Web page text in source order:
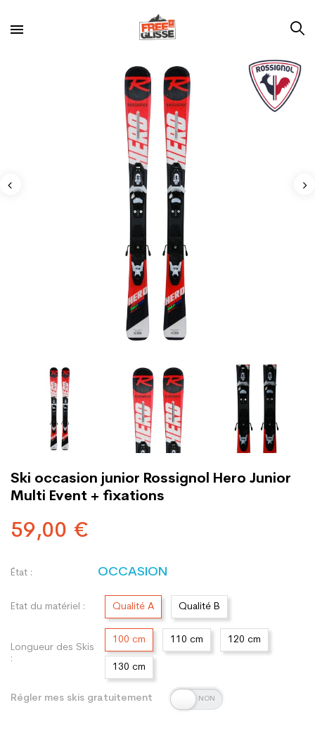
Ski occasion junior Rossignol Hero Junior
Multi Event + fixations
59,00 €
État : OCCASION
Etat du matériel : Qualité A Qualité B
Longueur des Skis
:
100 cm 110 cm 120 cm
130 cm
Régler mes skis gratuitement